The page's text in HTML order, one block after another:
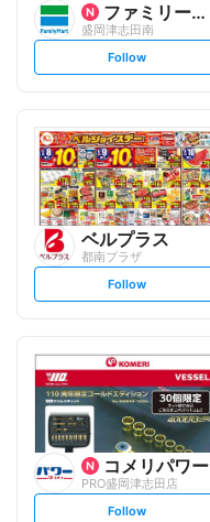
ファミリーマート
盛岡津志田南
s
t
l
o
w
Follow
ベルプラス
都南プラザ
s
t
l
o
Follow
コメリパワー
PRO盛岡津志田店
s
Follow